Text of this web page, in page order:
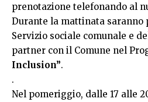
prenotazione telefonando al
Durante la mattinata saranno
Servizio sociale comunale e
partner con il Comune nel
Inclusion”.
.
Nel pomeriggio, dalle 17 alle